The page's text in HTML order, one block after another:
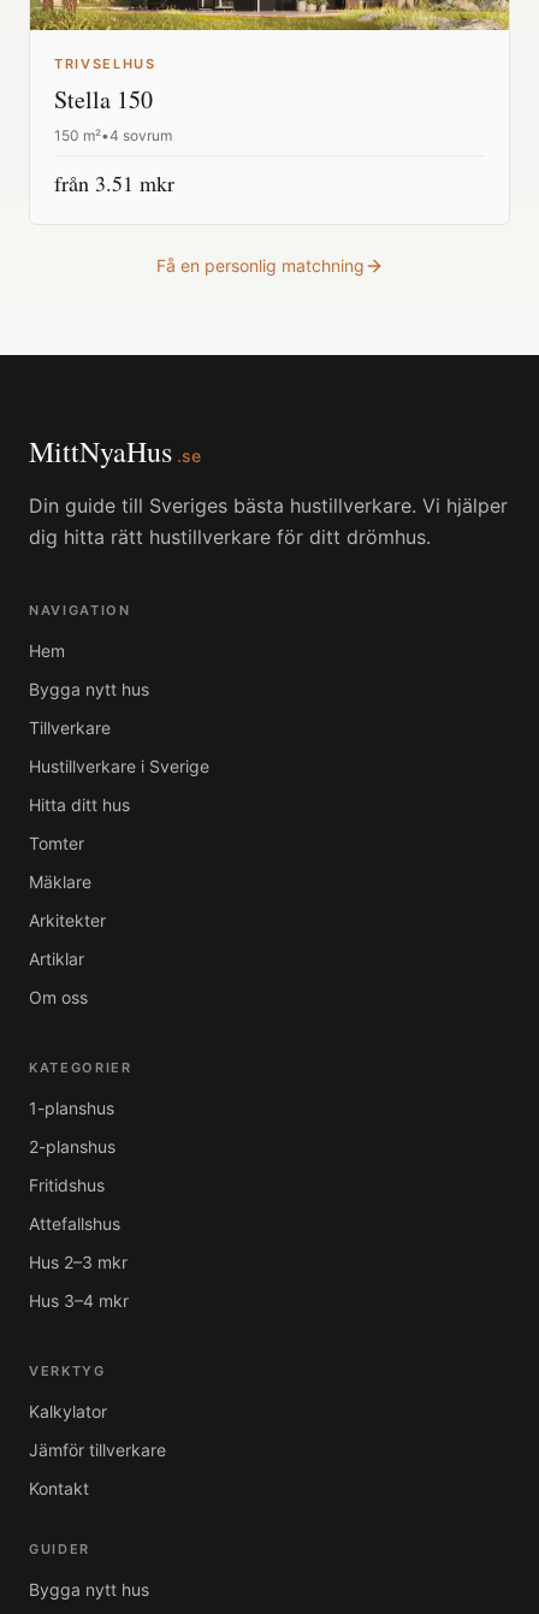
TRIVSELHUS
Stella 150
150 m²•4 sovrum
från 3.51 mkr
Få en personlig matchning
MittNyaHus .se
Din guide till Sveriges bästa hustillverkare. Vi hjälper
dig hitta rätt hustillverkare för ditt drömhus.
NAVIGATION
Hem
Bygga nytt hus
Tillverkare
Hustillverkare i Sverige
Hitta ditt hus
Tomter
Mäklare
Arkitekter
Artiklar
Om oss
KATEGORIER
1-planshus
2-planshus
Fritidshus
Attefallshus
Hus 2–3 mkr
Hus 3–4 mkr
VERKTYG
Kalkylator
Jämför tillverkare
Kontakt
GUIDER
Bygga nytt hus